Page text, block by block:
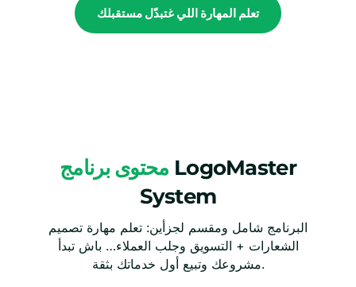
تعلم المهارة اللي غتبدّل مستقبلك
LogoMaster
System
البرنامج شامل ومقسم لجزأين: تعلم مهارة تصميم
الشعارات + التسويق وجلب العملاء… باش تبدأ
مشروعك وتبيع أول خدماتك بثقة.